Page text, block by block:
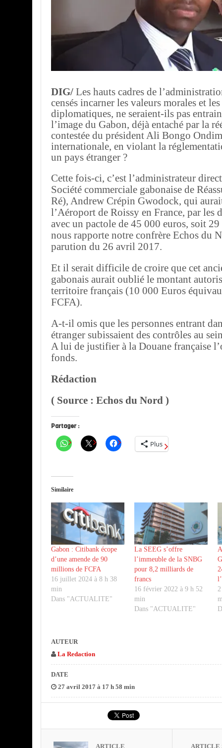
DIG/ Les hauts cadres de
censés incarner les valeurs morales et
diplomatiques, ne seraient-ils pas
l’image du Gabon, déjà entaché par la
contestée du président Ali Bongo
internationale, en violant la
un pays étranger ?
Cette fois-ci, c’est l’administrateur
Société commerciale gabonaise de
Ré), Andrew Crépin Gwodock, qui
l’Aéroport de Roissy en France, par les
avec un pactole de 45 000 euros, soit
nous rapporte notre confrère Echos du
parution du 26 avril 2017.
Et il serait difficile de croire que cet
gabonais aurait oublié le montant
territoire français (10 000 Euros
FCFA).
A-t-il omis que les personnes entrant
étranger subissaient des contrôles au
A lui de justifier à la Douane française
fonds.
Rédaction
( Source : Echos du Nord )
Partager :
Plus
Similaire
Gabon : Citibank écope
d’une amende de 90
millions de FCFA
16 juillet 2024 à 8 h 38
min
Dans "ACTUALITE"
La SEEG s’offre
l’immeuble de la SNBG
pour 8,2 milliards de
francs
16 février 2022 à 9 h 52
min
Dans "ACTUALITE"
AUTEUR
La Redaction
DATE
27 avril 2017 à 17 h 58 min
ARTICLE
ARTICLE